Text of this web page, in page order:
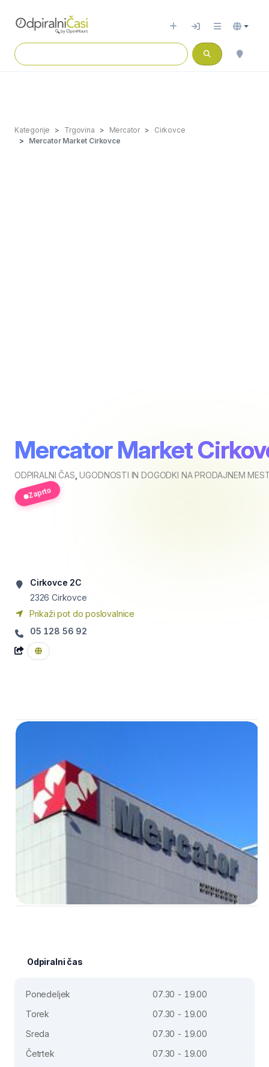
Kategorije Trgovina Mercator
Cirkovce
Mercator Market Cirkovce
Mercator Market
ODPIRALNI ČAS ,UGODNOSTI IN DOGODKI NA PRODAJNEM
Zaprto
Cirkovce 2C
2326 Cirkovce
Prikaži pot do poslovalnice
05 128 56 92
Odpiralni čas
Ponedeljek
07.30 - 19.00
Torek
07.30 - 19.00
Sreda
07.30 - 19.00
Četrtek
07.30 - 19.00